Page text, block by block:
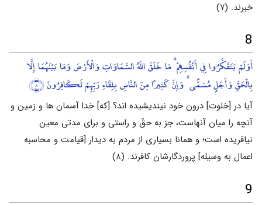
خبرند. (۷)
8
أَوَلَمْ يَتَفَكَّرُوا فِي أَنْفُسِهِمْ ۗ مَا خَلَقَ اللَّهُ السَّمَاوَاتِ وَالْأَرْضَ وَمَا بَيْنَهُمَا إِلَّا
بِالْحَقِّ وَأَجَلٍ مُسَمًّى ۗ وَإِنَّ كَثِيرًا مِنَ النَّاسِ بِلِقَاءِ رَبِّهِمْ لَكَافِرُونَ﴿٨﴾
آیا در [خلوت] درون خود نیندیشیده اند؟ [که] خدا آسمان ها و زمین و
آنچه را میان آنهاست، جز به حقّ و راستی و برای مدتی معین
نیافریده است؛ و همانا بسیاری از مردم به دیدار [قیامت و محاسبه
اعمال به وسیله] پروردگارشان کافرند. (۸)
9